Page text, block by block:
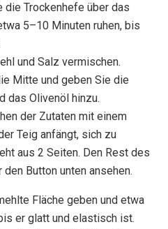
die Trockenhefe über das
5–10 Minuten ruhen, bis
und Salz vermischen.
Mitte und geben Sie die
das Olivenöl hinzu.
der Zutaten mit einem
Teig anfängt, sich zu
aus 2 Seiten. Den Rest des
Button unten ansehen.
Fläche geben und etwa
er glatt und elastisch ist.